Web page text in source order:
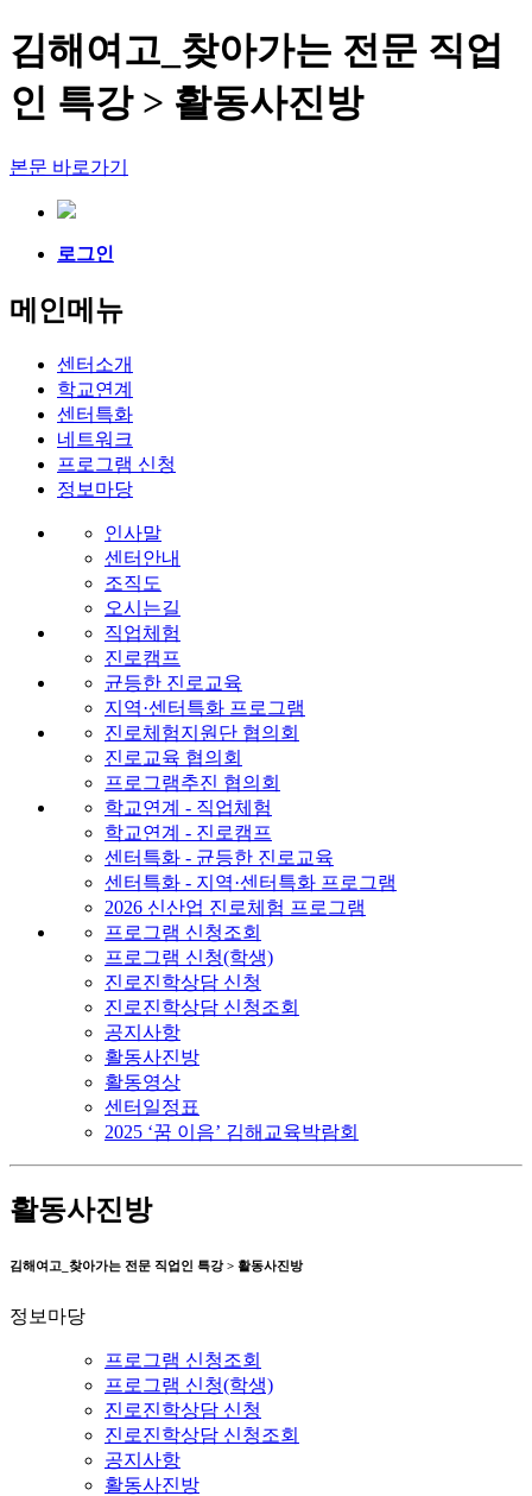
김해여고_찾아가는 전문 직업
인 특강 > 활동사진방
본문 바로가기
로그인
메인메뉴
센터소개
학교연계
센터특화
네트워크
프로그램 신청
정보마당
인사말
센터안내
조직도
오시는길
직업체험
진로캠프
균등한 진로교육
지역·센터특화 프로그램
진로체험지원단 협의회
진로교육 협의회
프로그램추진 협의회
학교연계 - 직업체험
학교연계 - 진로캠프
센터특화 - 균등한 진로교육
센터특화 - 지역·센터특화 프로그램
2026 신산업 진로체험 프로그램
프로그램 신청조회
프로그램 신청(학생)
진로진학상담 신청
진로진학상담 신청조회
공지사항
활동사진방
활동영상
센터일정표
2025 ‘꿈 이음’ 김해교육박람회
활동사진방
김해여고_찾아가는 전문 직업인 특강 > 활동사진방
정보마당
프로그램 신청조회
프로그램 신청(학생)
진로진학상담 신청
진로진학상담 신청조회
공지사항
활동사진방